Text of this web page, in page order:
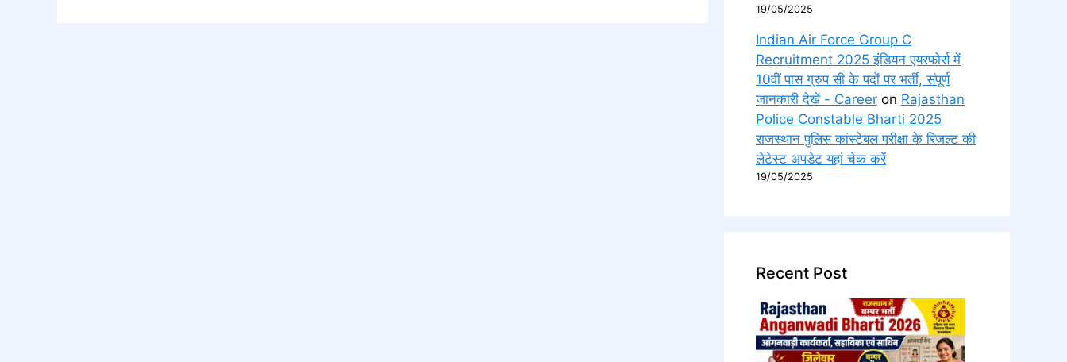
19/05/2025
Indian Air Force Group C
Recruitment 2025 इंडियन एयरफोर्स में
10वीं पास ग्रुप सी के पदों पर भर्ती, संपूर्ण
जानकारी देखें - Career on Rajasthan
Police Constable Bharti 2025
राजस्थान पुलिस कांस्टेबल परीक्षा के रिजल्ट की
लेटेस्ट अपडेट यहां चेक करें
19/05/2025
Recent Post